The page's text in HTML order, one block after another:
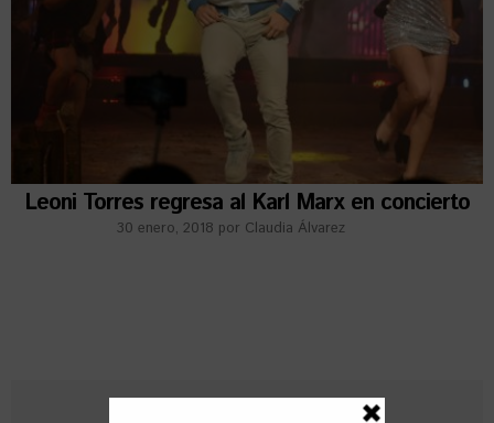
Leoni Torres regresa al Karl Marx en concierto
30 enero, 2018 por Claudia Álvarez